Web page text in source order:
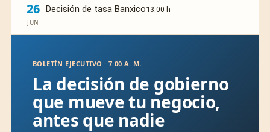
26
JUN
Decisión de tasa Banxico13:00 h
BOLETÍN EJECUTIVO · 7:00 A. M.
La decisión de gobierno
que mueve tu negocio,
antes que nadie